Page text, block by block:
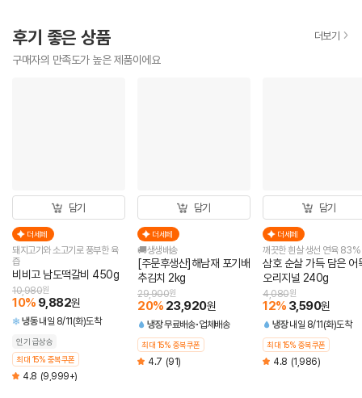
후기 좋은 상품
구매자의 만족도가 높은 제품이에요
더보기
담기
더세페
돼지고기와 소고기로 풍부한 육
즙
비비고 남도떡갈비 450g
10% 9,882원
10,980원
냉동 내일 8/11(화)도착
인기 급상승
최대 15% 중복쿠폰
4.8 (9,999+)
담기
더세페
🚚생생배송
[주문후생산]해남재 포기배
추김치 2kg
20% 23,920원
29,900원
냉장무료배송 업체배송
최대 15% 중복쿠폰
4.7 (91)
담기
더세페
깨끗한 흰살 생선 연육 83%
삼호 순살 가득 담은 어
오리지널 240g
12% 3,590원
4,080원
냉장 내일 8/11(화)도착
최대 15% 중복쿠폰
4.8 (1,986)